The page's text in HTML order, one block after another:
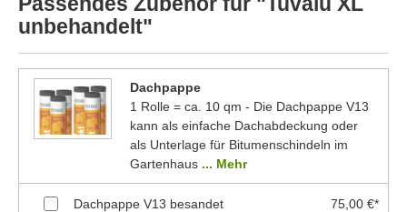
unbehandelt"
Dachpappe
1 Rolle = ca. 10 qm - Die Dachpappe V13
kann als einfache Dachabdeckung oder
als Unterlage für Bitumenschindeln im
Gartenhaus ... Mehr
Dachpappe V13 besandet 75,00 €*